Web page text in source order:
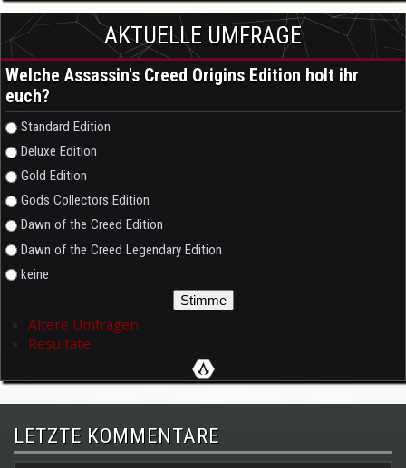
AKTUELLE UMFRAGE
Welche Assassin's Creed Origins Edition holt ihr
euch?
Auswahlmöglichkeiten
Standard Edition
Deluxe Edition
Gold Edition
Gods Collectors Edition
Dawn of the Creed Edition
Dawn of the Creed Legendary Edition
keine
Ältere Umfragen
Resultate
LETZTE KOMMENTARE